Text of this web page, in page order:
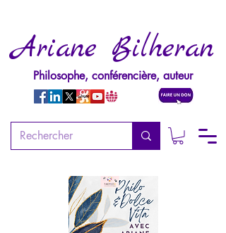
Ariane Bilheran
Philosophe, conférencière, auteur